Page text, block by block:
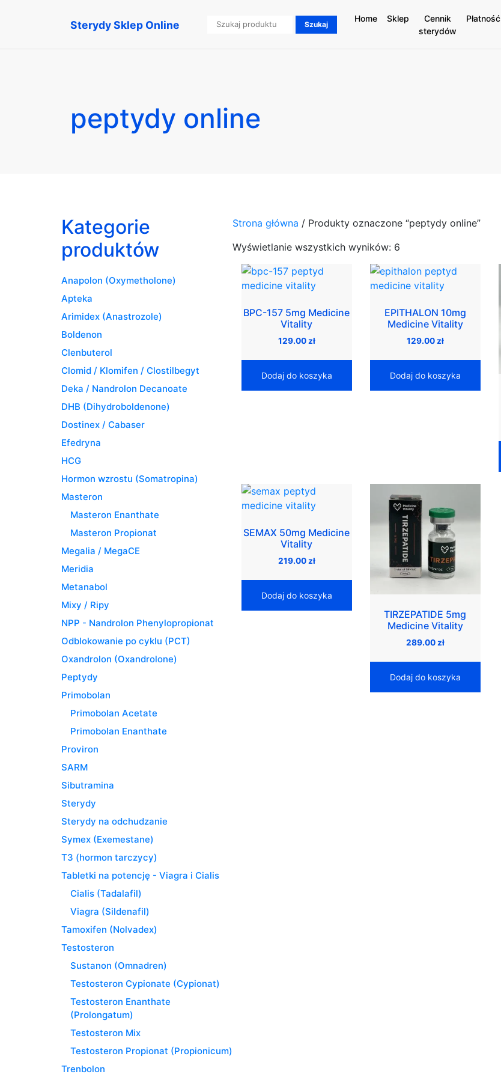
Sterydy Sklep Online
Home Sklep
Cennik
sterydów
Płatność
peptydy online
Strona główna / Produkty oznaczone “peptydy online”
Wyświetlanie wszystkich wyników: 6
BPC-157 5mg Medicine
Vitality
129.00 zł
Dodaj do koszyka
EPITHALON 10mg
Medicine Vitality
129.00 zł
Dodaj do koszyka
SEMAX 50mg Medicine
Vitality
219.00zł
Dodaj do koszyka
TIRZEPATIDE 5mg
Medicine Vitality
289.00 zł
Dodaj do koszyka
Kategorie
produktów
Anapolon (Oxymetholone)
Apteka
Arimidex (Anastrozole)
Boldenon
Clenbuterol
Clomid / Klomifen / Clostilbegyt
Deka / Nandrolon Decanoate
DHB (Dihydroboldenone)
Dostinex / Cabaser
Efedryna
HCG
Hormon wzrostu (Somatropina)
Masteron
Masteron Enanthate
Masteron Propionat
Megalia / MegaCE
Meridia
Metanabol
Mixy / Ripy
NPP - Nandrolon Phenylopropionat
Odblokowanie po cyklu (PCT)
Oxandrolon (Oxandrolone)
Peptydy
Primobolan
Primobolan Acetate
Primobolan Enanthate
Proviron
SARM
Sibutramina
Sterydy
Sterydy na odchudzanie
Symex (Exemestane)
T3 (hormon tarczycy)
Tabletki na potencję - Viagra i Cialis
Cialis (Tadalafil)
Viagra (Sildenafil)
Tamoxifen (Nolvadex)
Testosteron
Sustanon (Omnadren)
Testosteron Cypionate (Cypionat)
Testosteron Enanthate
(Prolongatum)
Testosteron Mix
Testosteron Propionat (Propionicum)
Trenbolon